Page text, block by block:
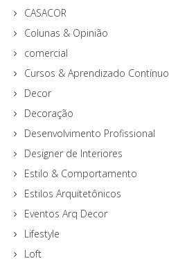
CASACOR
Colunas & Opinião
comercial
Cursos & Aprendizado Contínuo
Decor
Decoração
Desenvolvimento Profissional
Designer de Interiores
Estilo & Comportamento
Estilos Arquitetônicos
Eventos Arq Decor
Lifestyle
Loft